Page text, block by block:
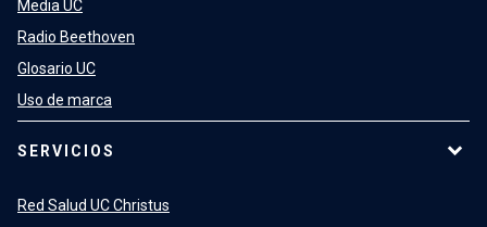
Media UC
Radio Beethoven
Glosario UC
Uso de marca
SERVICIOS
Red Salud UC Christus